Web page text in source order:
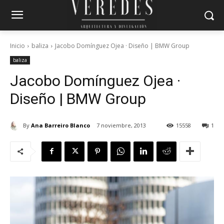
Inicio baliza Jacobo Domínguez Ojea · Diseño | BMW Group
baliza
Jacobo Domínguez Ojea ·
Diseño | BMW Group
By Ana Barreiro Blanco 7 noviembre, 2013 1
15558